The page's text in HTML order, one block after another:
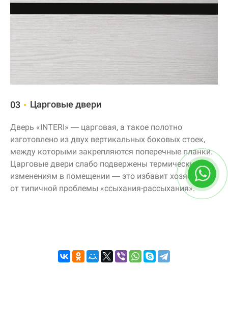
03 Царговые двери
Дверь «INTERI» — царговая, а такое полотно
изготовлено из двух вертикальных боковых стоек,
между которыми закрепляются поперечные планки.
Царговые двери слабо подвержены термическим
изменениям в помещении — это избавит хозяев
от типичной проблемы «ссыхания-рассыхания».